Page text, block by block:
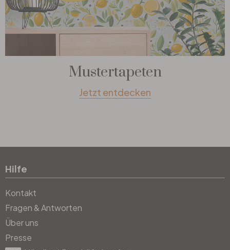
Mustertapeten
Jetzt entdecken
Hilfe
Kontakt
Fragen & Antworten
Über uns
Presse